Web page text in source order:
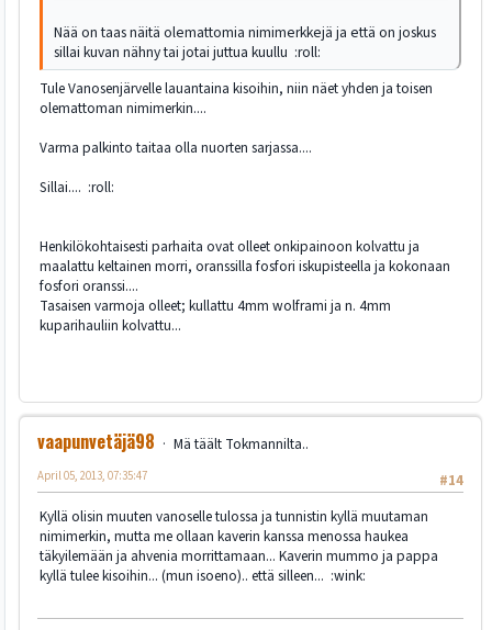
Nää on taas näitä olemattomia nimimerkkejä ja että on joskus
sillai kuvan nähny tai jotai juttua kuullu :roll:
Tule Vanosenjärvelle lauantaina kisoihin, niin näet yhden ja toisen
olemattoman nimimerkin....
Varma palkinto taitaa olla nuorten sarjassa....
Sillai.... :roll:
Henkilökohtaisesti parhaita ovat olleet onkipainoon kolvattu ja
maalattu keltainen morri, oranssilla fosfori iskupisteella ja kokonaan
fosfori oranssi....
Tasaisen varmoja olleet; kullattu 4mm wolframi ja n. 4mm
kuparihauliin kolvattu...
vaapunvetäjä98
Mä täält Tokmannilta..
#14
April 05, 2013, 07:35:47
Kyllä olisin muuten vanoselle tulossa ja tunnistin kyllä muutaman
nimimerkin, mutta me ollaan kaverin kanssa menossa haukea
täkyilemään ja ahvenia morrittamaan... Kaverin mummo ja pappa
kyllä tulee kisoihin... (mun isoeno).. että silleen... :wink: